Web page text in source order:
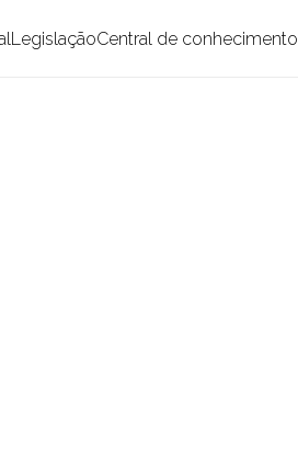
LegislaçãoCentral de conhecimento